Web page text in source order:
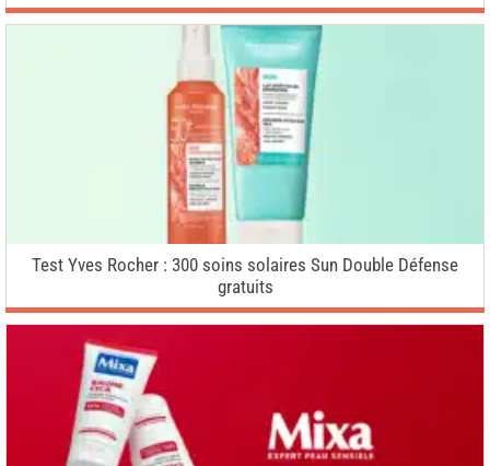
Test Yves Rocher : 300 soins solaires Sun Double Défense
gratuits